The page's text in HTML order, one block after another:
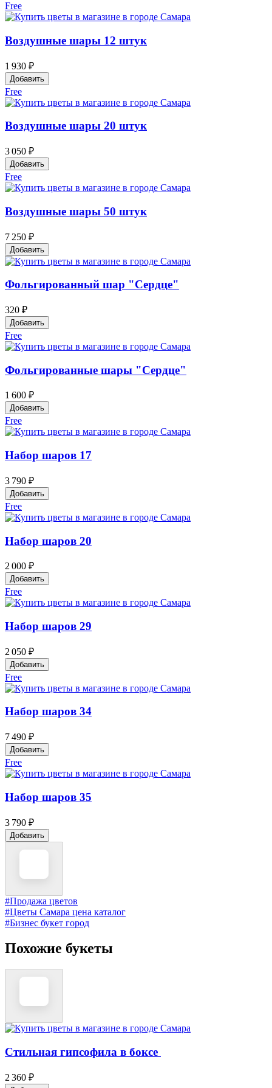
Free
Воздушные шары 12 штук
1 930 ₽
Добавить
Free
Воздушные шары 20 штук
3 050 ₽
Добавить
Free
Воздушные шары 50 штук
7 250 ₽
Добавить
Фольгированный шар "Сердце"
320 ₽
Добавить
Free
Фольгированные шары "Сердце"
1 600 ₽
Добавить
Free
Набор шаров 17
3 790 ₽
Добавить
Free
Набор шаров 20
2 000 ₽
Добавить
Free
Набор шаров 29
2 050 ₽
Добавить
Free
Набор шаров 34
7 490 ₽
Добавить
Free
Набор шаров 35
3 790 ₽
Добавить
#Продажа цветов
#Цветы Самара цена каталог
#Бизнес букет город
Похожие букеты
Стильная гипсофила в боксе ️
2 360 ₽